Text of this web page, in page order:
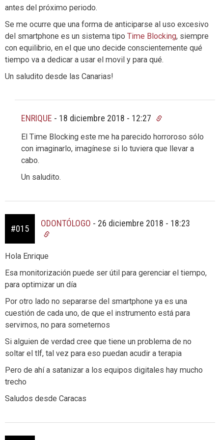
antes del próximo periodo.
Se me ocurre que una forma de anticiparse al uso excesivo
del smartphone es un sistema tipo Time Blocking, siempre
con equilibrio, en el que uno decide conscientemente qué
tiempo va a dedicar a usar el movil y para qué.
Un saludito desde las Canarias!
ENRIQUE - 18 diciembre 2018 - 12:27
El Time Blocking este me ha parecido horroroso sólo
con imaginarlo, imagínese si lo tuviera que llevar a
cabo.
Un saludito.
#015
ODONTÓLOGO - 26 diciembre 2018 - 18:23
Hola Enrique
Esa monitorización puede ser útil para gerenciar el tiempo,
para optimizar un día
Por otro lado no separarse del smartphone ya es una
cuestión de cada uno, de que el instrumento está para
servirnos, no para someternos
Si alguien de verdad cree que tiene un problema de no
soltar el tlf, tal vez para eso puedan acudir a terapia
Pero de ahí a satanizar a los equipos digitales hay mucho
trecho
Saludos desde Caracas